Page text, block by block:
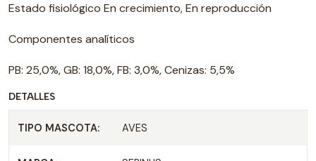
Estado fisiológico En crecimiento, En reproducción
Componentes analíticos
PB: 25,0%, GB: 18,0%, FB: 3,0%, Cenizas: 5,5%
DETALLES
TIPO MASCOTA: AVES